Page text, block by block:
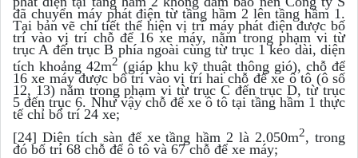
đã chuyển máy phát điện từ tầng hầm 2 lên tầng hầm 1.
Tại bản vẽ chi tiết thể hiện vị trí máy phát điện được bố
trí vào vị trí chỗ để 16 xe máy, nằm trong phạm vi từ
trục A đến trục B phía ngoài cùng từ trục 1 kéo dài, diện
tích khoảng 42m2 (giáp khu kỹ thuật thông gió), chỗ để
16 xe máy được bố trí vào vị trí hai chỗ để xe ô tô (ô số
12, 13) nằm trong phạm vi từ trục C đến trục D, từ trục
5 đến trục 6. Như vậy chỗ để xe ô tô tại tầng hầm 1 thực
tế chỉ bố trí 24 xe;
[24] Diện tích sàn để xe tầng hầm 2 là 2.050m2, trong
đó bố trí 68 chỗ để ô tô và 67 chỗ để xe máy;